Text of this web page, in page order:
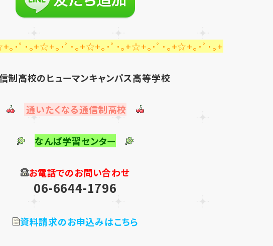
｡･ﾟ･｡+☆+｡･ﾟ･｡+☆+｡･ﾟ･｡+☆+｡･ﾟ･｡+☆+｡･ﾟ･｡+
制高校のヒューマンキャンパス高等学校
通いたくなる通信制高校
なんば学習センター
お電話でのお問い合わせ
06-6644-1796
資料請求のお申込みはこちら